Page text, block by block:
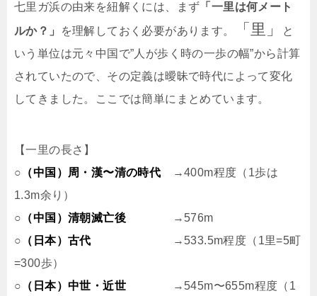
七里ガ浜の由来を紐解くには、まず 「一里は何メート
ルか？」
を理解しておく必要があります。 「里」
と
いう単位は元々中国で”人が歩く時の一歩の幅”から計算
されていたので、その定義は曖昧で時代によって変化
してきました。ここでは簡単にまとめています。
【一里の長さ】
○ （中国）周・漢〜清の時代 →400m程度（1歩は
1.3m余り）
○ （中国）清朝滅亡後→576m
○ （日本）古代 →533.5m程度（1里=5町
=300歩）
○ （日本）中世・近世→545m〜655m程度（1